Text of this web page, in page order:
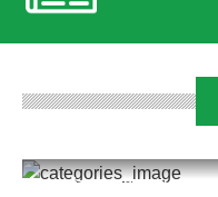
DRUŠTVO SPORT |